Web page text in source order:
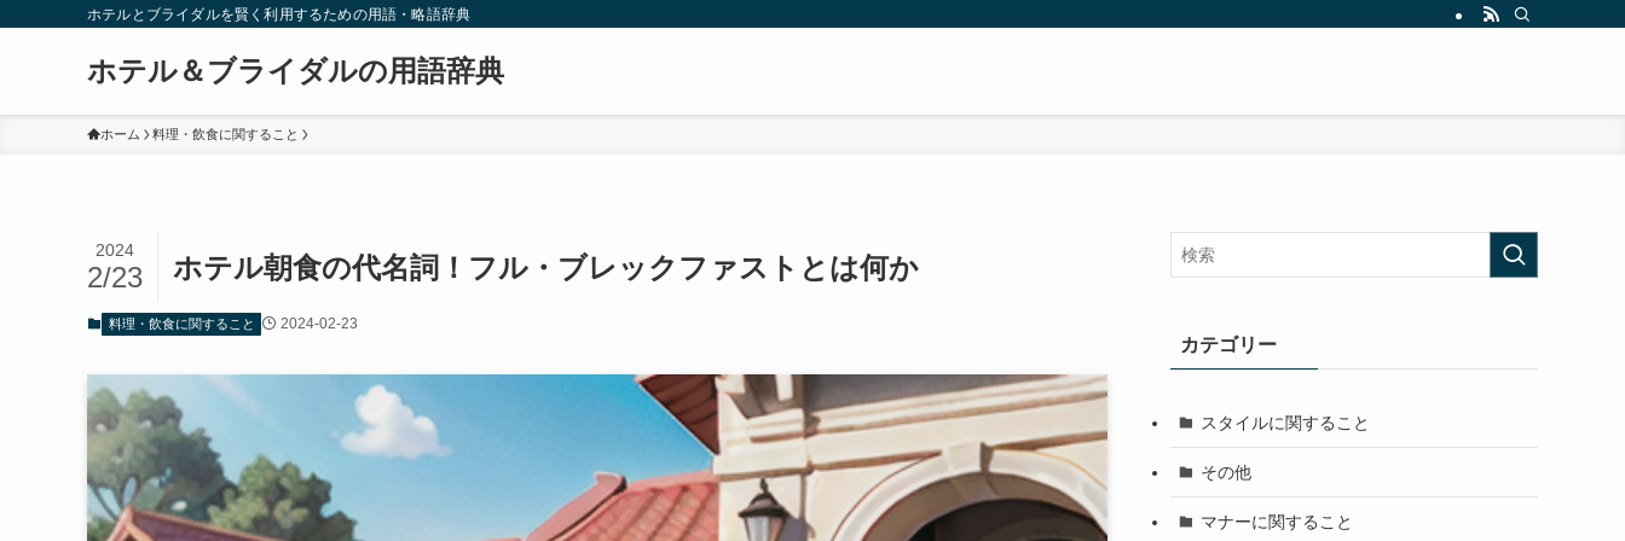
ホテルとブライダルを賢く利用するための用語・略語辞典
ホテル＆ブライダルの用語辞典
ホーム 料理・飲食に関すること
ホテル朝食の代名詞！フル・ブレックファストとは何か
2024
2/23
料理・飲食に関すること 2024-02-23
カテゴリー
スタイルに関すること
その他
マナーに関すること